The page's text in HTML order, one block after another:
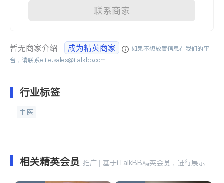
联系商家
暂无商家介绍 成为精英商家
如果不想放置信息在我们的平
台，请联系elite.sales@italkbb.com
行业标签
中医
相关精英会员 推广 | 基于iTalkBB精英会员，进行展示